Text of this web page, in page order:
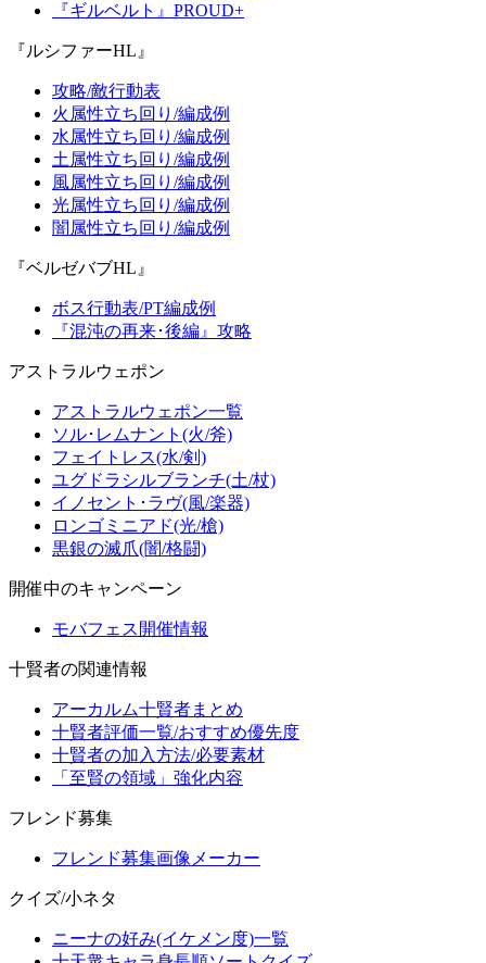
『ギルベルト』PROUD+
『ルシファーHL』
攻略/敵行動表
火属性立ち回り/編成例
水属性立ち回り/編成例
土属性立ち回り/編成例
風属性立ち回り/編成例
光属性立ち回り/編成例
闇属性立ち回り/編成例
『ベルゼバブHL』
ボス行動表/PT編成例
『混沌の再来･後編』攻略
アストラルウェポン
アストラルウェポン一覧
ソル･レムナント(火/斧)
フェイトレス(水/剣)
ユグドラシルブランチ(土/杖)
イノセント･ラヴ(風/楽器)
ロンゴミニアド(光/槍)
黒銀の滅爪(闇/格闘)
開催中のキャンペーン
モバフェス開催情報
十賢者の関連情報
アーカルム十賢者まとめ
十賢者評価一覧/おすすめ優先度
十賢者の加入方法/必要素材
「至賢の領域」強化内容
フレンド募集
フレンド募集画像メーカー
クイズ/小ネタ
ニーナの好み(イケメン度)一覧